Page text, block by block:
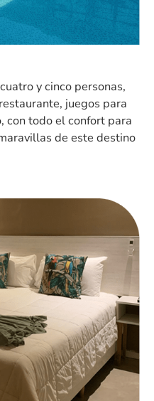
y cinco personas,
juegos para
con todo el confort para
de este destino